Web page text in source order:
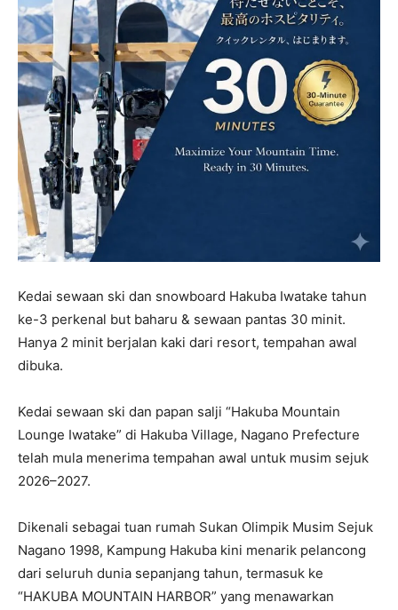
Kedai sewaan ski dan snowboard Hakuba Iwatake tahun
ke-3 perkenal but baharu & sewaan pantas 30 minit.
Hanya 2 minit berjalan kaki dari resort, tempahan awal
dibuka.
Kedai sewaan ski dan papan salji “Hakuba Mountain
Lounge Iwatake” di Hakuba Village, Nagano Prefecture
telah mula menerima tempahan awal untuk musim sejuk
2026–2027.
Dikenali sebagai tuan rumah Sukan Olimpik Musim Sejuk
Nagano 1998, Kampung Hakuba kini menarik pelancong
dari seluruh dunia sepanjang tahun, termasuk ke
“HAKUBA MOUNTAIN HARBOR” yang menawarkan